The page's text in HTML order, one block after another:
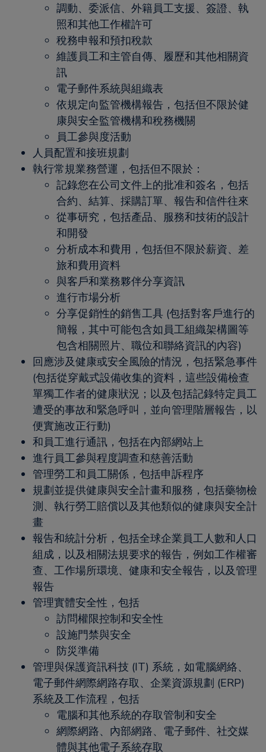
調動、委派信、外籍員工支援、簽證、執
照和其他工作權許可
稅務申報和預扣稅款
維護員工和主管自傳、履歷和其他相關資
訊
電子郵件系統與組織表
依規定向監管機構報告，包括但不限於健
康與安全監管機構和稅務機關
員工參與度活動
人員配置和接班規劃
執行常規業務營運，包括但不限於：
記錄您在公司文件上的批准和簽名，包括
合約、結算、採購訂單、報告和信件往來
從事研究，包括產品、服務和技術的設計
和開發
分析成本和費用，包括但不限於薪資、差
旅和費用資料
與客戶和業務夥伴分享資訊
進行市場分析
分享促銷性的銷售工具 (包括對客戶進行的
簡報，其中可能包含如員工組織架構圖等
包含相關照片、職位和聯絡資訊的內容)
回應涉及健康或安全風險的情況，包括緊急事件
(包括從穿戴式設備收集的資料，這些設備檢查
單獨工作者的健康狀況；以及包括記錄特定員工
遭受的事故和緊急呼叫，並向管理階層報告，以
便實施改正行動)
和員工進行通訊，包括在內部網站上
進行員工參與程度調查和慈善活動
管理勞工和員工關係，包括申訴程序
規劃並提供健康與安全計畫和服務，包括藥物檢
測、執行勞工賠償以及其他類似的健康與安全計
畫
報告和統計分析，包括全球企業員工人數和人口
組成，以及相關法規要求的報告，例如工作權審
查、工作場所環境、健康和安全報告，以及管理
報告
管理實體安全性，包括
訪問權限控制和安全性
設施門禁與安全
防災準備
管理與保護資訊科技 (IT) 系統，如電腦網絡、
電子郵件網際網路存取、企業資源規劃 (ERP)
系統及工作流程，包括
電腦和其他系統的存取管制和安全
網際網路、內部網路、電子郵件、社交媒
體與其他電子系統存取